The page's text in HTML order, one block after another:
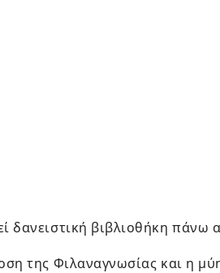
δανειστική βιβλιοθήκη πάνω
της Φιλαναγνωσίας και η